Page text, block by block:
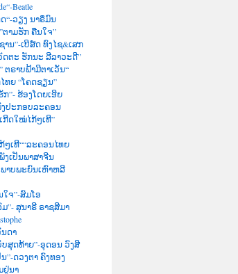
Beatle
“-ວຽງ ນາຣຶມົນ
າມຮັກ ຄືນໃຈ”
ານ”-ເບີສ໌ດ ທົງໄຊ&ເສກ
ດຕະ ຮັກນະ ລີລາວະດີ”
ຕຣາບຟ້າມີຕາເວັນ“
ທຍ “ໂຄດຊຽນ”
ກ”- ຮ້ອງໂດຍເອີຍ
ງປະກອບລະຄອນ
ກີດໃໝ່ໄກ້ໆເທີ”
ໆເທີ““ລະຄອນໄທຍ
ງເປັນພາສາຈີນ
ພາບພະຍົນເຫົາຫລີ
ໃຈ”-ສົມໂອ
”- ສຸນາຣີ ຣາຊສີມາ
ນດາ
ສຸດທ້າຍ”-ອຸດອນ ວົງສີ
”-ດວງຕາ ຄົງທອງ
ຢູ່ນາ